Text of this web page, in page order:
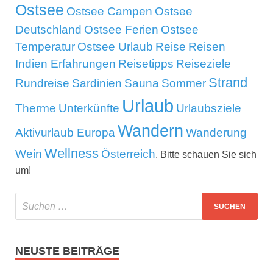
Ostsee Ostsee Campen Ostsee
Deutschland Ostsee Ferien Ostsee
Temperatur Ostsee Urlaub Reise Reisen
Indien Erfahrungen Reisetipps Reiseziele
Rundreise Sardinien Sauna Sommer Strand
Therme Unterkünfte Urlaub Urlaubsziele
Aktivurlaub Europa Wandern Wanderung
Wein Wellness Österreich. Bitte schauen Sie sich
um!
NEUSTE BEITRÄGE